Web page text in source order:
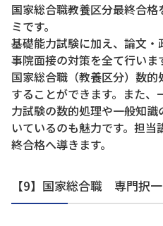
国家総合職教養区分最終合
ミです。
基礎能力試験に加え、論文
事院面接の対策を全て行い
国家総合職（教養区分）数
することができます。また
力試験の数的処理や一般知
いているのも魅力です。担
終合格へ導きます。
【9】国家総合職 専門択